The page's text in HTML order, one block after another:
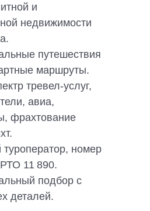
и
недвижимости
путешествия
маршруты.
тревел-услуг,
авиа,
фрахтование
номер
11 890.
подбор с
деталей.